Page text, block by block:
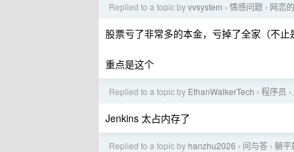
Replied to a topic byvvsystem › 情感问题 › 网恋
股票亏了非常多的本金，亏掉了全家（不
重点是这个
Replied to a topic by EthanWalkerTech › 程序员 ›
Jenkins 太占内存了
Replied to a topic by hanzhu2026 › 问与答 › 躺平